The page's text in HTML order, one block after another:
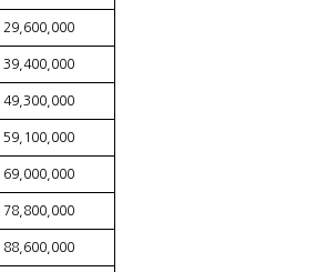
29,600,000
39,400,000
49,300,000
59,100,000
69,000,000
78,800,000
88,600,000